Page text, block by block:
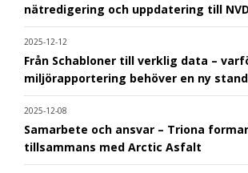
nätredigering och uppdatering till
2025-12-12
Från Schabloner till verklig data –
miljörapportering behöver en ny
2025-12-08
Samarbete och ansvar – Triona
tillsammans med Arctic Asfalt